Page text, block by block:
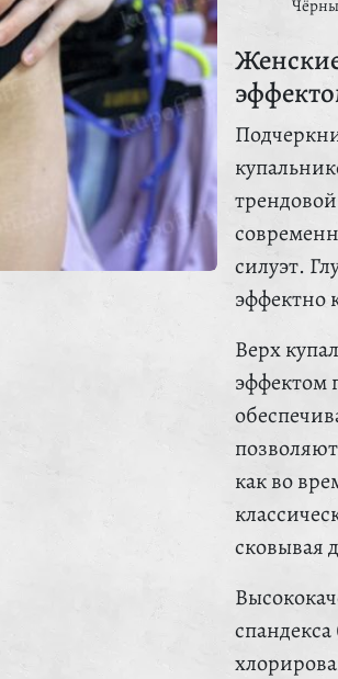
силуэт.
эффектно
Верх
эффектом
как во
сковывая